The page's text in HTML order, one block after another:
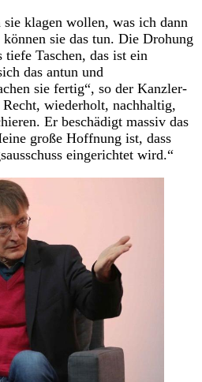
klagen wollen, was ich dann
können sie das tun. Die Drohung
Taschen, das ist ein
das antun und
sie fertig“, so der Kanzler-
wiederholt, nachhaltig,
Er beschädigt massiv das
große Hoffnung ist, dass
eingerichtet wird.“